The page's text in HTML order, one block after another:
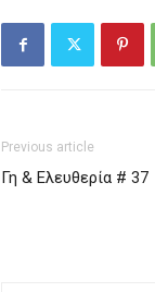
Previous article
Γη & Ελευθερία # 37